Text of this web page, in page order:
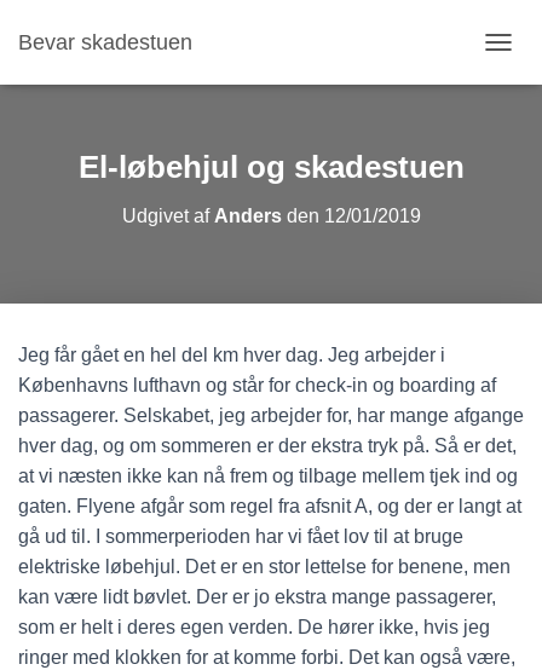
Bevar skadestuen
K
El-løbehjul og skadestuen
Udgivet af Andersden 12/01/2019
Jeg får gået en hel del km hver dag. Jeg arbejder i
Københavns lufthavn og står for check-in og boarding af
passagerer. Selskabet, jeg arbejder for, har mange afgange
hver dag, og om sommeren er der ekstra tryk på. Så er det,
at vi næsten ikke kan nå frem og tilbage mellem tjek ind og
gaten. Flyene afgår som regel fra afsnit A, og der er langt at
gå ud til. I sommerperioden har vi fået lov til at bruge
elektriske løbehjul. Det er en stor lettelse for benene, men
kan være lidt bøvlet. Der er jo ekstra mange passagerer,
som er helt i deres egen verden. De hører ikke, hvis jeg
ringer med klokken for at komme forbi. Det kan også være,